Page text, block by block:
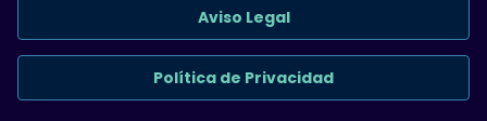
Aviso Legal
Política de Privacidad